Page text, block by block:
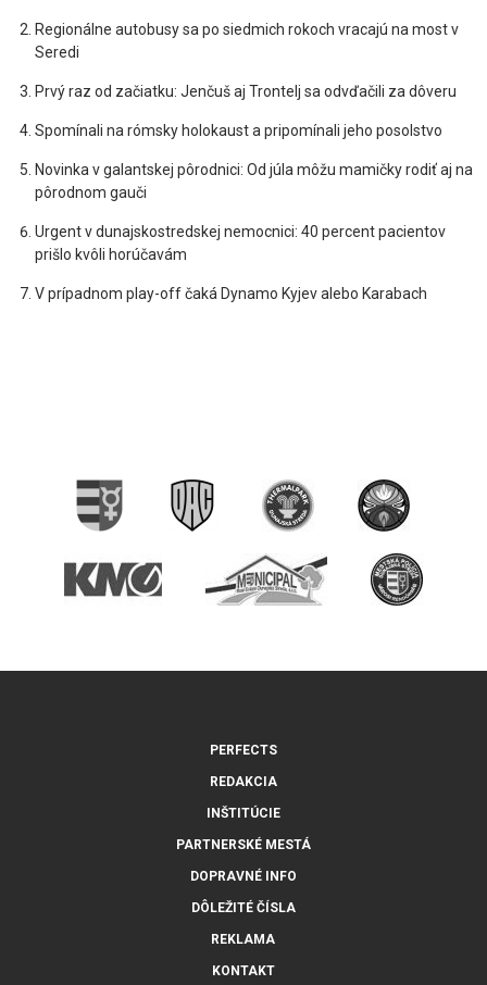
Regionálne autobusy sa po siedmich rokoch vracajú na most v
Seredi
Prvý raz od začiatku: Jenčuš aj Trontelj sa odvďačili za dôveru
Spomínali na rómsky holokaust a pripomínali jeho posolstvo
Novinka v galantskej pôrodnici: Od júla môžu mamičky rodiť aj na
pôrodnom gauči
Urgent v dunajskostredskej nemocnici: 40 percent pacientov
prišlo kvôli horúčavám
V prípadnom play-off čaká Dynamo Kyjev alebo Karabach
PERFECTS
REDAKCIA
INŠTITÚCIE
PARTNERSKÉ MESTÁ
DOPRAVNÉ INFO
DÔLEŽITÉ ČÍSLA
REKLAMA
KONTAKT